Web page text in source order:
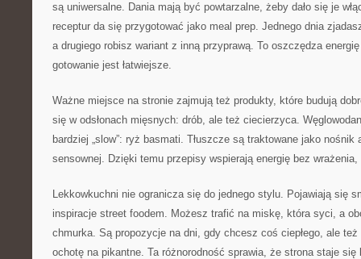
są uniwersalne. Dania mają być powtarzalne, żeby dało się je
receptur da się przygotować jako meal prep. Jednego dnia
a drugiego robisz wariant z inną przyprawą. To oszczędza
gotowanie jest łatwiejsze.
Ważne miejsce na stronie zajmują też produkty, które budują
się w odsłonach mięsnych: drób, ale też ciecierzyca.
bardziej „slow”: ryż basmati. Tłuszcze są traktowane jako nośnik
sensownej. Dzięki temu przepisy wspierają energię bez
Lekkowkuchni nie ogranicza się do jednego stylu. Pojawiają się
inspiracje street foodem. Możesz trafić na miskę, która syci, a
chmurka. Są propozycje na dni, gdy chcesz coś ciepłego, ale
ochotę na pikantne. Ta różnorodność sprawia, że strona staje się